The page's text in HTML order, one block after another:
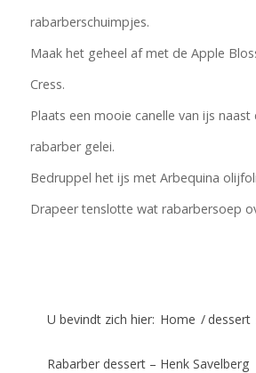
rabarberschuimpjes.
Maak het geheel af met de Apple
Cress.
Plaats een mooie canelle van ijs naast
rabarber gelei.
Bedruppel het ijs met Arbequina
Drapeer tenslotte wat rabarbersoep
U bevindt zich hier: Home / dessert
Rabarber dessert – Henk Savelberg